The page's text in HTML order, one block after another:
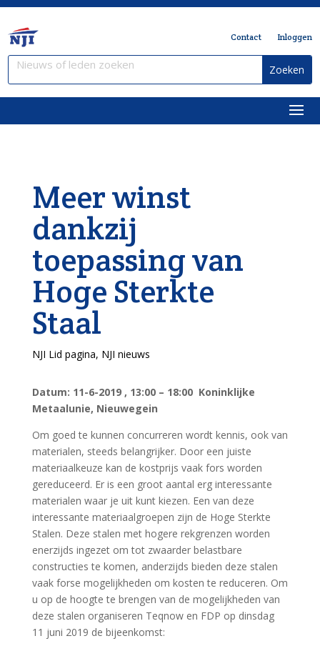
Contact Inloggen
Meer winst
dankzij
toepassing van
Hoge Sterkte
Staal
NJI Lid pagina, NJI nieuws
Datum: 11-6-2019 , 13:00 – 18:00 Koninklijke
Metaalunie, Nieuwegein
Om goed te kunnen concurreren wordt kennis, ook van
materialen, steeds belangrijker. Door een juiste
materiaalkeuze kan de kostprijs vaak fors worden
gereduceerd. Er is een groot aantal erg interessante
materialen waar je uit kunt kiezen. Een van deze
interessante materiaalgroepen zijn de Hoge Sterkte
Stalen. Deze stalen met hogere rekgrenzen worden
enerzijds ingezet om tot zwaarder belastbare
constructies te komen, anderzijds bieden deze stalen
vaak forse mogelijkheden om kosten te reduceren. Om
u op de hoogte te brengen van de mogelijkheden van
deze stalen organiseren Teqnow en FDP op dinsdag
11 juni 2019 de bijeenkomst: